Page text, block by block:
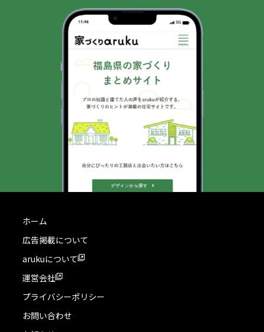
ホーム
広告掲載について
arukuについて
運営会社
プライバシーポリシー
お問い合わせ